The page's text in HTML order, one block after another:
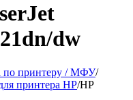
dw
по принтеру / МФУ/
принтера HP/HP